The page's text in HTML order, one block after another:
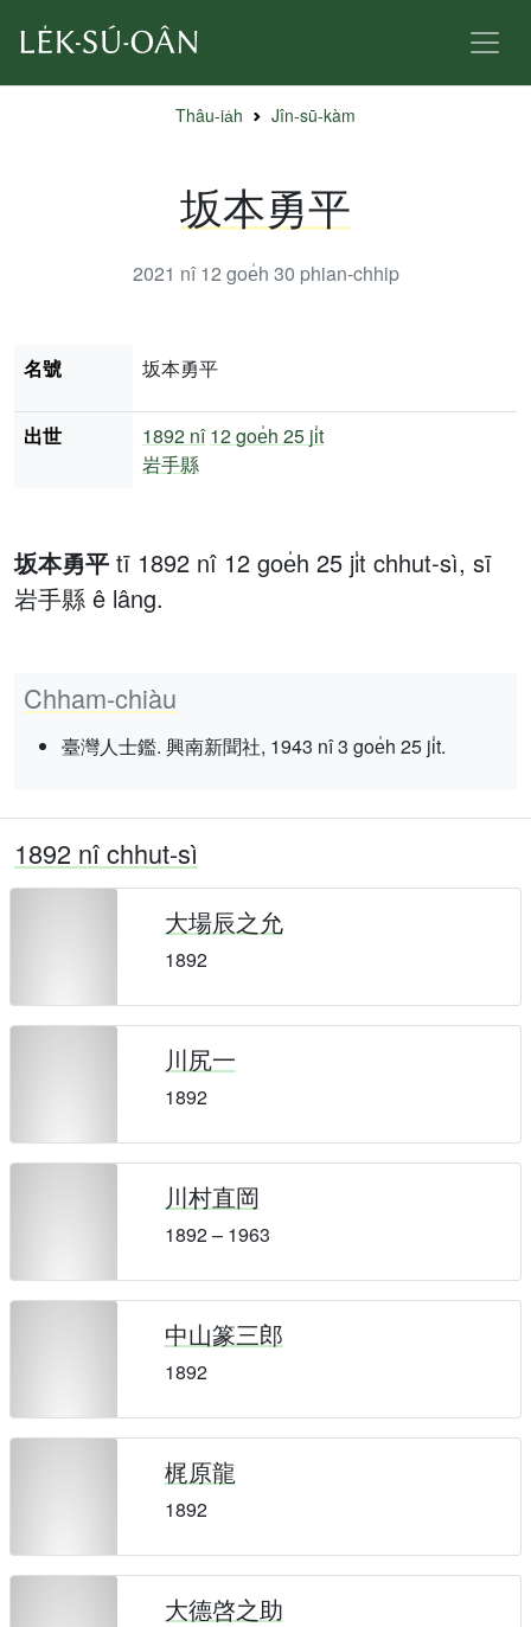
Thâu-ia̍h Jîn-sū-kàm
坂本勇平
2021 nî 12 goe̍h 30 phian-chhip
坂本勇平 tī 1892 nî 12 goe̍h 25 ji̍t chhut-sì, sī
岩手縣 ê lâng.
Chham-chiàu
臺灣人士鑑. 興南新聞社, 1943 nî 3 goe̍h 25 ji̍t.
名號 坂本勇平
出世 1892 nî 12 goe̍h 25 ji̍t
岩手縣
1892 nî chhut-sì
大場辰之允
1892
川尻一
1892
川村直岡
1892 – 1963
中山篆三郎
1892
梶原龍
1892
大德啓之助